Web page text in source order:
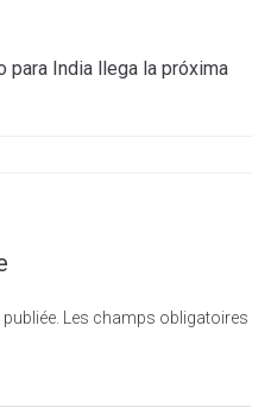
para India llega la próxima
Les champs obligatoires